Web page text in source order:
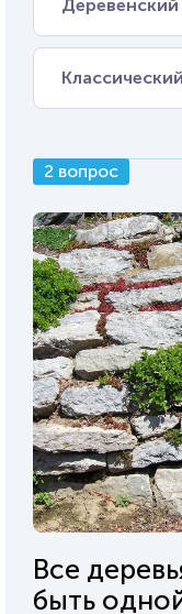
Деревенский
Классический
2 вопрос
Все
быть